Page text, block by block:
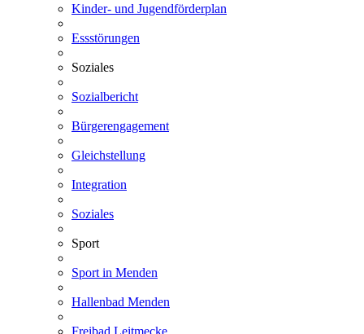
Kinder- und Jugendförderplan
Essstörungen
Soziales
Sozialbericht
Bürgerengagement
Gleichstellung
Integration
Soziales
Sport
Sport in Menden
Hallenbad Menden
Freibad Leitmecke